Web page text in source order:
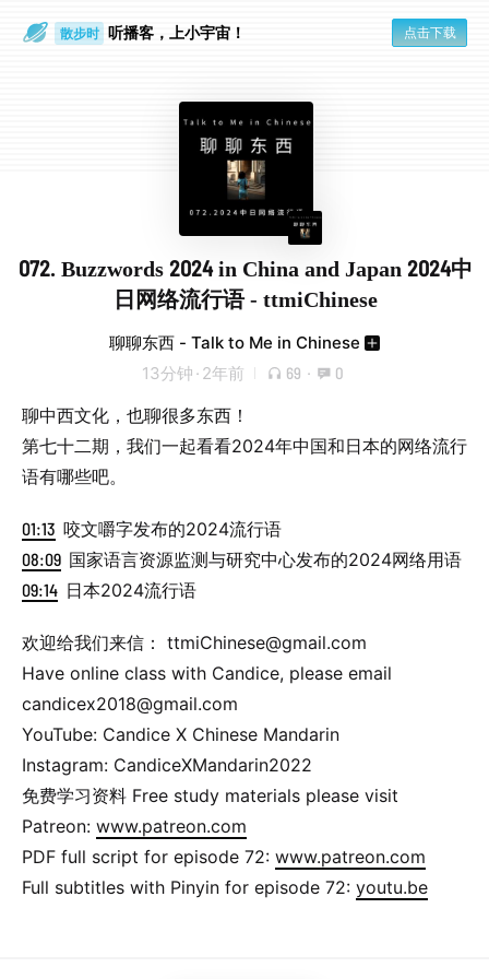
散步时 听播客，上小宇宙！ 点击下载
072. Buzzwords 2024 in China and Japan 2024中
日网络流行语 - ttmiChinese
聊聊东西 - Talk to Me in Chinese
13分钟 · 2年前 69 · 0
聊中西文化，也聊很多东西！
第七十二期，我们一起看看2024年中国和日本的网络流行
语有哪些吧。
01:13 咬文嚼字发布的2024流行语
08:09 国家语言资源监测与研究中心发布的2024网络用语
09:14 日本2024流行语
欢迎给我们来信： ttmiChinese@gmail.com
Have online class with Candice, please email
candicex2018@gmail.com
YouTube: Candice X Chinese Mandarin
Instagram: CandiceXMandarin2022
免费学习资料 Free study materials please visit
Patreon: www.patreon.com
PDF full script for episode 72: www.patreon.com
Full subtitles with Pinyin for episode 72: youtu.be